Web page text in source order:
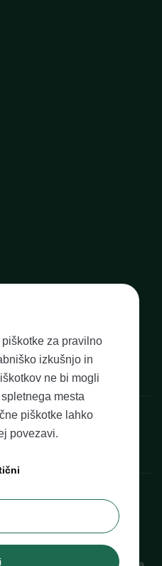
35, 1505 Ljubljana
za pravilno
izkušnjo in
ne bi mogli
mesta
piškotke lahko
povezavi.